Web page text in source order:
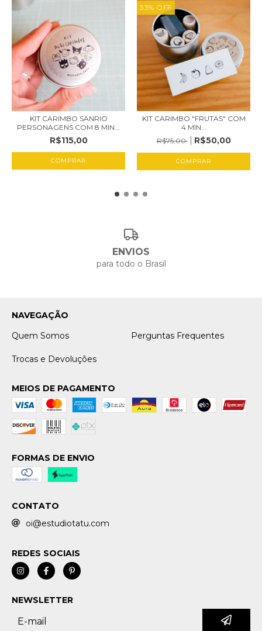
KIT CARIMBO SANRIO
PERSONAGENS COM 8 MIN...
R$115,00
33% OFF
KIT CARIMBO "FRUTAS" COM
4 MIN...
R$75,00
R$50,00
ENVIOS
para todo o Brasil
NAVEGAÇÃO
Quem Somos
Perguntas Frequentes
Trocas e Devoluções
MEIOS DE PAGAMENTO
FORMAS DE ENVIO
CONTATO
oi@estudiotatu.com
REDES SOCIAIS
NEWSLETTER